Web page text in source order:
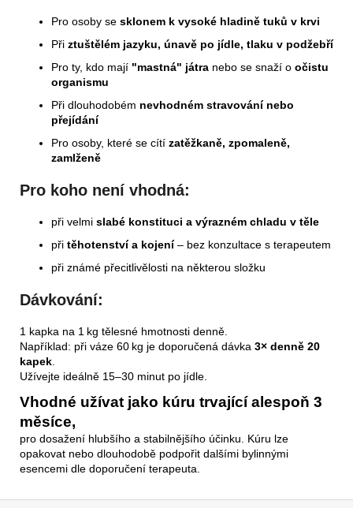
Pro osoby se sklonem k vysoké hladině tuků v krvi
Při ztuštělém jazyku, únavě po jídle, tlaku v podžebří
Pro ty, kdo mají "mastná" játra nebo se snaží o očistu
organismu
Při dlouhodobém nevhodném stravování nebo
přejídání
Pro osoby, které se cítí zatěžkaně, zpomaleně,
zamlženě
Pro koho není vhodná:
při velmi slabé konstituci a výrazném chladu v těle
při těhotenství a kojení– bez konzultace s terapeutem
při známé přecitlivělosti na některou složku
Dávkování:
1 kapka na 1 kg tělesné hmotnosti denně.
Například: při váze 60 kg je doporučená dávka 3× denně 20
kapek.
Užívejte ideálně 15–30 minut po jídle.
Vhodné užívat jako kúru trvající alespoň 3
měsíce,
pro dosažení hlubšího a stabilnějšího účinku. Kúru lze
opakovat nebo dlouhodobě podpořit dalšími bylinnými
esencemi dle doporučení terapeuta.